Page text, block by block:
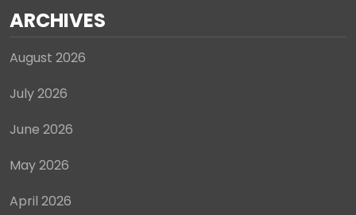
ARCHIVES
August 2026
July 2026
June 2026
May 2026
April 2026